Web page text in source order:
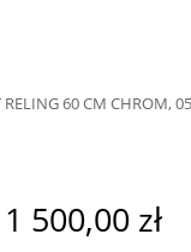
RELING 60 CM CHROM,
1 500,00 zł